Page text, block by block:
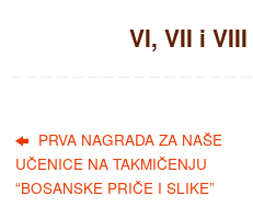
VI, VII i VIII
PRVA NAGRADA ZA NAŠE
UČENICE NA TAKMIČENJU
“BOSANSKE PRIČE I SLIKE”